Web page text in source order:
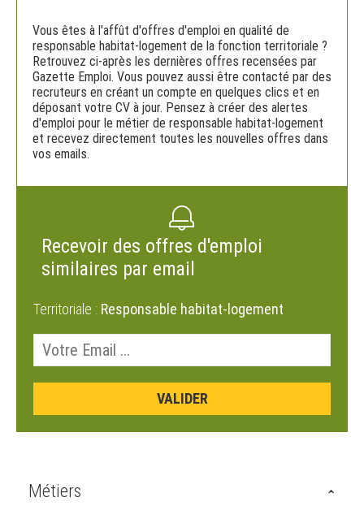
Vous êtes à l'affût d'offres d'emploi en qualité de
responsable habitat-logement de la fonction territoriale ?
Retrouvez ci-après les dernières offres recensées par
Gazette Emploi. Vous pouvez aussi être contacté par des
recruteurs en créant un compte en quelques clics et en
déposant votre CV à jour. Pensez à créer des alertes
d'emploi pour le métier de responsable habitat-logement
et recevez directement toutes les nouvelles offres dans
vos emails.
Recevoir des offres d'emploi
similaires par email
Territoriale : Responsable habitat-logement
Métiers